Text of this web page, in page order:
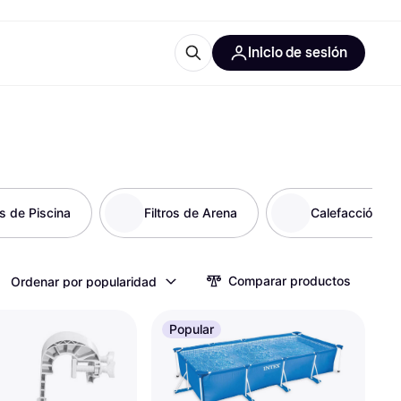
categorías
Inicio de sesión
de Piscina Filtros de Arena Calefacción
Ordenar por popularidad Comparar productos
Popular